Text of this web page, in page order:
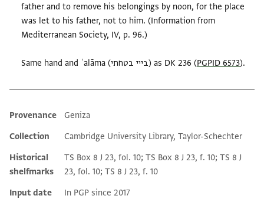
father and to remove his belongings by noon, for the place
was let to his father, not to him. (Information from
Mediterranean Society, IV, p. 96.)
Same hand and ʿalāma (בייי בטחתי) as DK 236 (PGPID 6573).
Additional metadata
Provenance
Geniza
Collection
Cambridge University Library, Taylor-Schechter
Historical
shelfmarks
TS Box 8 J 23, fol. 10; TS Box 8 J 23, f. 10; TS 8 J
23, fol. 10; TS 8 J 23, f. 10
Input date
In PGP since 2017